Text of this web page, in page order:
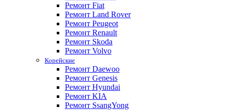
Ремонт Fiat
Ремонт Land Rover
Ремонт Peugeot
Ремонт Renault
Ремонт Skoda
Ремонт Volvo
Корейские
Ремонт Daewoo
Ремонт Genesis
Ремонт Hyundai
Ремонт KIA
Ремонт SsangYong